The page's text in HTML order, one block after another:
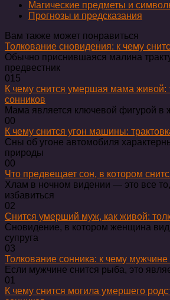
Магические предметы и
Прогнозы и предсказания
Вам также может понравиться
Толкование сновидения: к чему
Обычно приснившаяся малина
предвестник
015
К чему снится умершая мама живой:
сонников
Мама является ключевой фигурой в
00
К чему снится угон машины:
Сны об угоне автомобиля
природы
00
Что предвещает сон, в котором
Хлам в ночном видении — это все
избавиться
02
Снится умерший муж, как живой:
Сновидение, в котором женщина
супруга
03
Толкование сонника: к чему
Если мужчине снится рыба, это
01
К чему снится могила умершего